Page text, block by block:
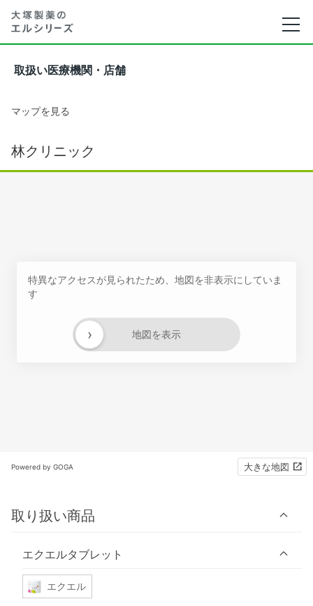
取扱い医療機関・店舗
マップを見る
林クリニック
特異なアクセスが見られたため、地図を非表示にしていま
す
地図を表示
›
Powered by GOGA 大きな地図
取り扱い商品
エクエルタブレット
エクエル